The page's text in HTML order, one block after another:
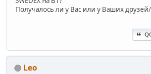
Получалось ли у Вас или у Ваших
Leo